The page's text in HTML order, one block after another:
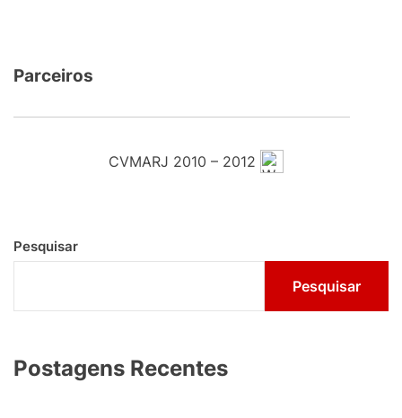
Parceiros
CVMARJ 2010 – 2012
Pesquisar
Pesquisar
Postagens Recentes